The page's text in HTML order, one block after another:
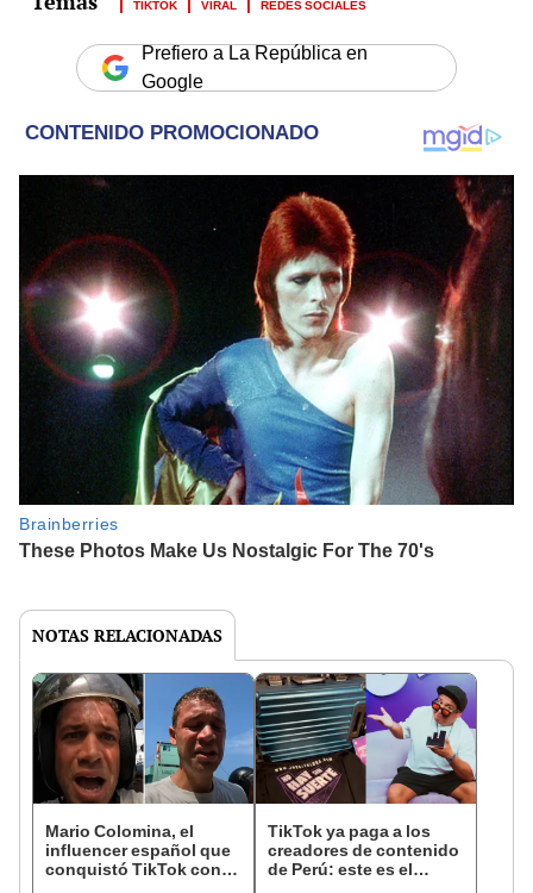
TIKTOK VIRAL REDES SOCIALES
Prefiero a La República en
Google
NOTAS RELACIONADAS
Mario Colomina, el
influencer español que
conquistó TikTok con
TikTok ya paga a los
creadores de contenido
de Perú: este es el